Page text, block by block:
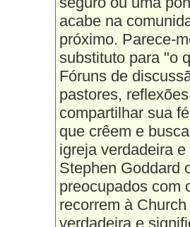
acabe na
próximo. Parece-
substituto para "o
Fóruns de
pastores,
compartilhar sua
que crêem e
igreja verdadeira
Stephen Goddard
preocupados com
recorrem à
verdadeira e